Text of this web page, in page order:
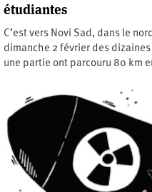
étudiantes
C’est vers Novi Sad, dans le
dimanche 2 février des
une partie ont parcouru 80 km